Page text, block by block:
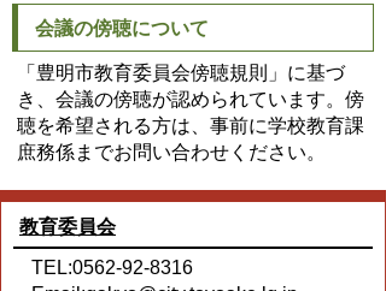
会議の傍聴について
「豊明市教育委員会傍聴規則」に基づ
き、会議の傍聴が認められています。傍
聴を希望される方は、事前に学校教育課
庶務係までお問い合わせください。
教育委員会
TEL:0562-92-8316